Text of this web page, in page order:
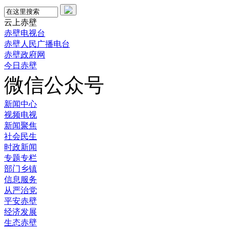
云上赤壁
赤壁电视台
赤壁人民广播电台
赤壁政府网
今日赤壁
微信公众号
新闻中心
视频电视
新闻聚焦
社会民生
时政新闻
专题专栏
部门乡镇
信息服务
从严治党
平安赤壁
经济发展
生态赤壁